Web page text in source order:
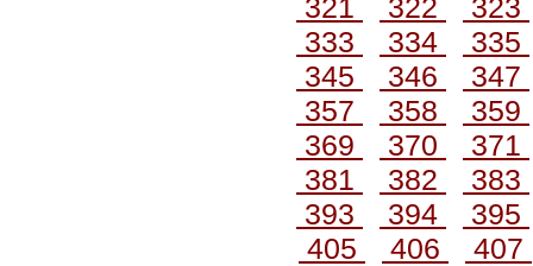
321
322
323
333
334
335
345
346
347
357
358
359
369
370
371
381
382
383
393
394
395
405
406 407